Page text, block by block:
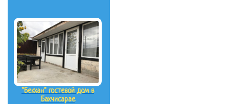
"Бекхан" гостевой дом в
Бахчисарае